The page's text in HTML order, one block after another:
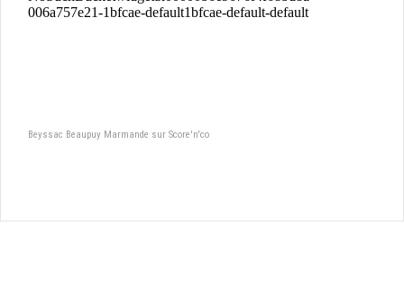
Beyssac Beaupuy Marmande sur Score'n'co